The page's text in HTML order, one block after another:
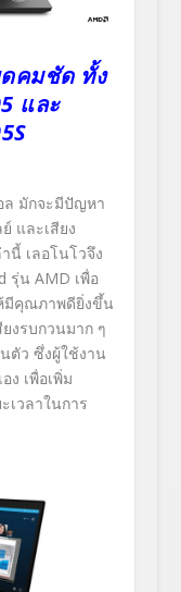
ดคมชัด ทั้ง
และ
ล มักจะมีปัญหา
และเสียง
นี้ เลอโนโวจึง
รุ่น AMD เพื่อ
มีคุณภาพดียิ่งขึ้น
งรบกวนมาก ๆ
ตัว ซึ่งผู้ใช้งาน
ง เพื่อเพิ่ม
เวลาในการ